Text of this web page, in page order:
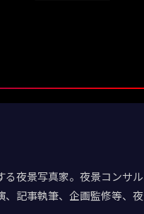
夜景写真家。夜景コンサ
記事執筆、企画監修等、